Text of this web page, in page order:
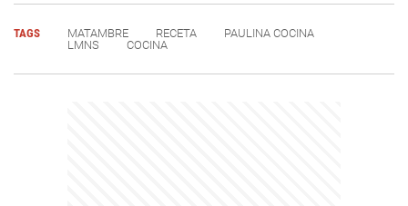
TAGS MATAMBRE RECETA
PAULINA COCINA
LMNS
COCINA